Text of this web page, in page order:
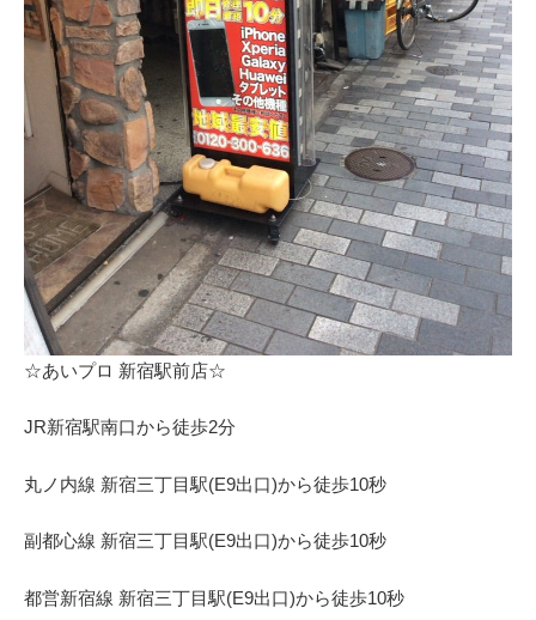
⁩☆あいプロ 新宿駅前店☆
JR新宿駅南口から徒歩2分
丸ノ内線 新宿三丁目駅(E9出口)から徒歩10秒
副都心線 新宿三丁目駅(E9出口)から徒歩10秒
都営新宿線 新宿三丁目駅(E9出口)から徒歩10秒